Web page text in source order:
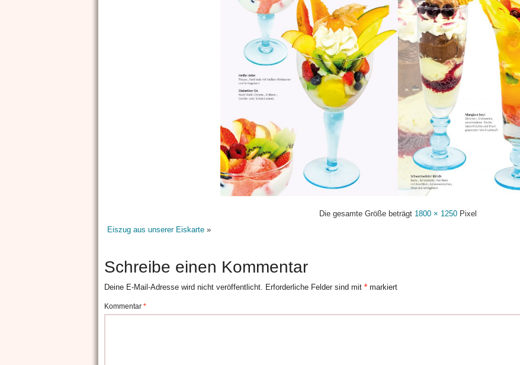
Die gesamte Größe beträgt 1800 × 1250 Pixel
Eiszug aus unserer Eiskarte »
Schreibe einen Kommentar
Deine E-Mail-Adresse wird nicht veröffentlicht. Erforderliche Felder sind mit * markiert
Kommentar *